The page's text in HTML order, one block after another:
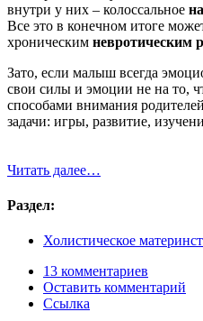
внутри у них – колоссальное
Все это в конечном итоге
хроническим невротическим
Зато, если малыш всегда
свои силы и эмоции не на то,
способами внимания
задачи: игры, развитие,
Читать далее…
Раздел:
Холистическое
13 комментариев
Оставить комментарий
Ссылка